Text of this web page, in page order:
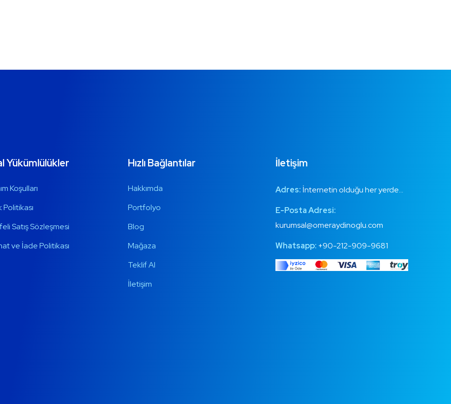
Yükümlülükler
Koşulları
Politikası
Satış Sözleşmesi
ve İade Politikası
Hızlı Bağlantılar
Hakkımda
Portfolyo
Blog
Mağaza
Teklif Al
İletişim
İletişim
Adres: İnternetin olduğu her yerde…
E-Posta Adresi:
kurumsal@omeraydinoglu.com
Whatsapp: +90-212-909-9681